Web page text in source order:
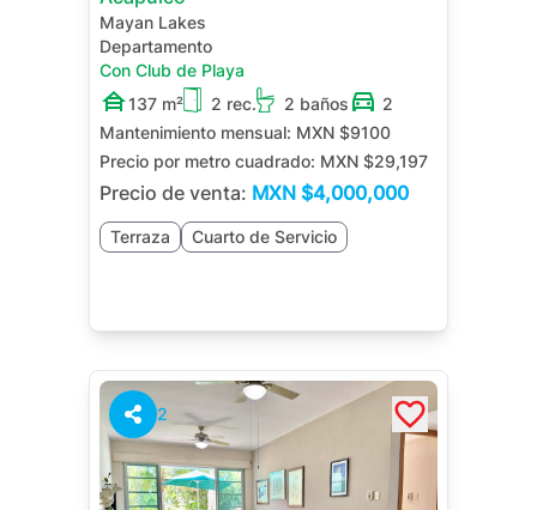
Mayan Lakes
Departamento
Con Club de Playa
137 m²
2 rec. 2 baños
2
Mantenimiento mensual: MXN $9100
Precio por metro cuadrado: MXN $29,197
Precio de venta: MXN $4,000,000
Terraza Cuarto de Servicio
2